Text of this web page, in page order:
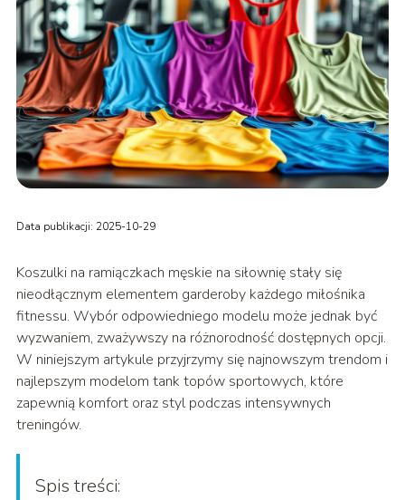
Data publikacji: 2025-10-29
Koszulki na ramiączkach męskie na siłownię stały się
nieodłącznym elementem garderoby każdego miłośnika
fitnessu. Wybór odpowiedniego modelu może jednak być
wyzwaniem, zważywszy na różnorodność dostępnych opcji.
W niniejszym artykule przyjrzymy się najnowszym trendom i
najlepszym modelom tank topów sportowych, które
zapewnią komfort oraz styl podczas intensywnych
treningów.
Spis treści: